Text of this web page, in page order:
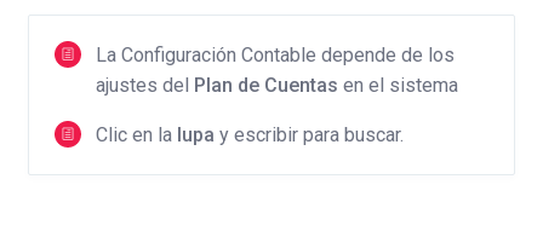
La Configuración Contable depende de los
ajustes del Plan de Cuentas en el sistema
Clic en la lupa y escribir para buscar.